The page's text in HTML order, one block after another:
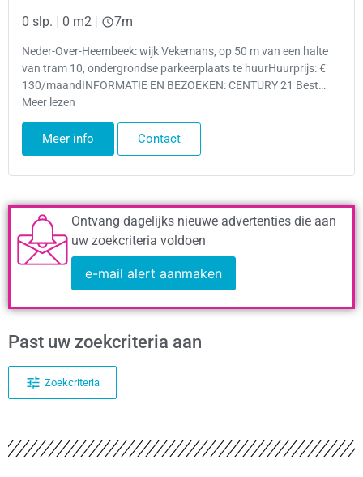
0 slp. | 0 m2 | 7m
Neder-Over-Heembeek: wijk Vekemans, op 50 m van een halte
van tram 10, ondergrondse parkeerplaats te huurHuurprijs: €
130/maandINFORMATIE EN BEZOEKEN: CENTURY 21 Best…
Meer lezen
Meer info Contact
Ontvang dagelijks nieuwe advertenties die aan
uw zoekcriteria voldoen
e-mail alert aanmaken
Past uw zoekcriteria aan
Zoekcriteria